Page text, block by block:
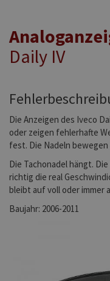
Daily IV
Die Anzeigen des Iveco
oder zeigen fehlerhafte
fest. Die Nadeln
Die Tachonadel hängt.
richtig die real
bleibt auf voll oder immer
Baujahr: 2006-2011